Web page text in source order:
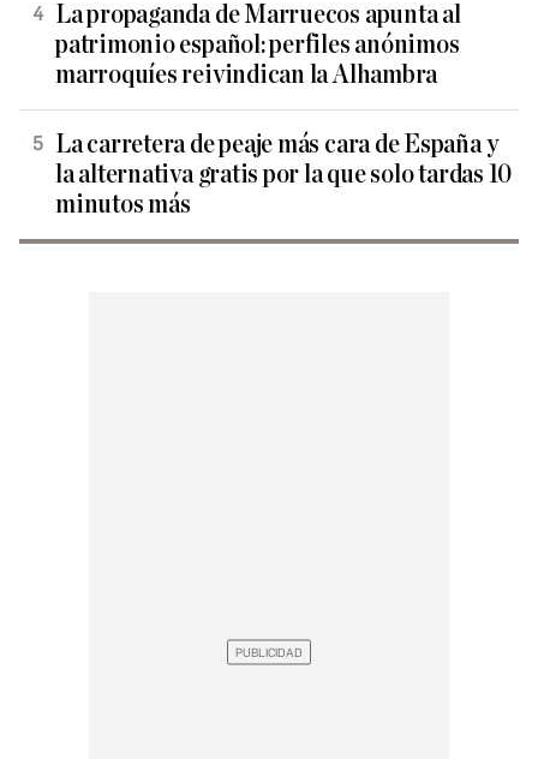
La propaganda de Marruecos apunta al
patrimonio español: perfiles anónimos
marroquíes reivindican la Alhambra
La carretera de peaje más cara de España y
la alternativa gratis por la que solo tardas 10
minutos más